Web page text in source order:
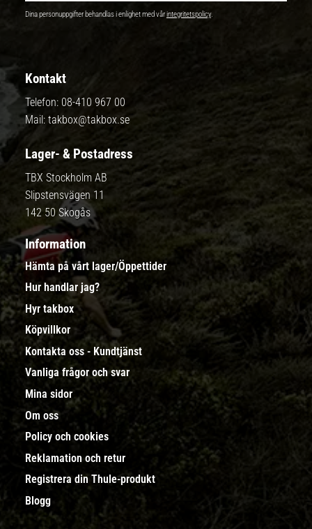
Dina personuppgifter behandlas i enlighet med vårintegritetspolicy.
Kontakt
Telefon: 08-410 967 00
Mail: takbox@takbox.se
Lager- & Postadress
TBX Stockholm AB
Slipstensvägen 11
142 50 Skogås
Information
Hämta på vårt lager/Öppettider
Hur handlar jag?
Hyr takbox
Köpvillkor
Kontakta oss - Kundtjänst
Vanliga frågor och svar
Mina sidor
Om oss
Policy och cookies
Reklamation och retur
Registrera din Thule-produkt
Blogg